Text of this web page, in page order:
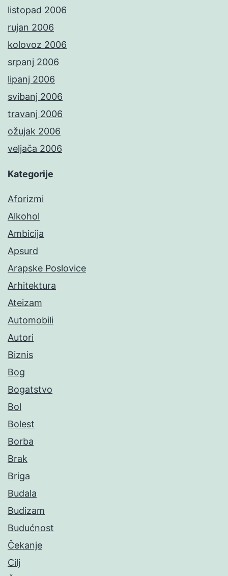
listopad 2006
rujan 2006
kolovoz 2006
srpanj 2006
lipanj 2006
svibanj 2006
travanj 2006
ožujak 2006
veljača 2006
Kategorije
Aforizmi
Alkohol
Ambicija
Apsurd
Arapske Poslovice
Arhitektura
Ateizam
Automobili
Autori
Biznis
Bog
Bogatstvo
Bol
Bolest
Borba
Brak
Briga
Budala
Budizam
Budućnost
Čekanje
Cilj